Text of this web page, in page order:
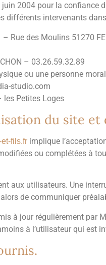
2004 pour la
différents intervenants
Rue des Moulins 51270
– 03.26.59.32.89
ou une personne
studio.com
les Petites Loges
du site et
fils.fr implique
ou complétées à
aux utilisateurs. Une
de communiquer
à jour régulièrement par
à l’utilisateur qui est